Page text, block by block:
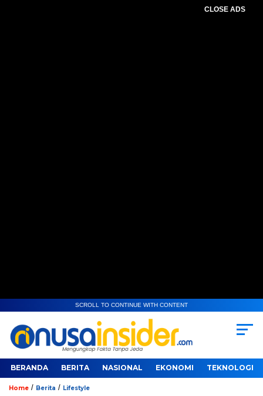
CLOSE ADS
SCROLL TO CONTINUE WITH CONTENT
BERANDA BERITA NASIONAL EKONOMI TEKNOLOGI
Home / Berita / Lifestyle